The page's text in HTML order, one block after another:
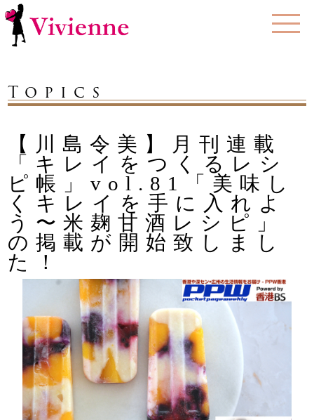
Topics
【川島令美】月刊連載
「キレイをつくるレシ
ピ帳」vol.81「美味し
くキレイを手に入れよ
う〜米麹甘酒レシピ」
の掲載が開始致しまし
た！